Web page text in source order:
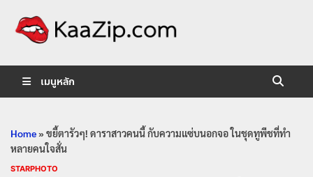
เมนูหลัก
Home»ขยี้ตารัวๆ! ดาราสาวคนนี้ กับความแซ่บนอกจอ ในชุดทูพีชที่ทำ
หลายคนใจสั่น
STARPHOTO